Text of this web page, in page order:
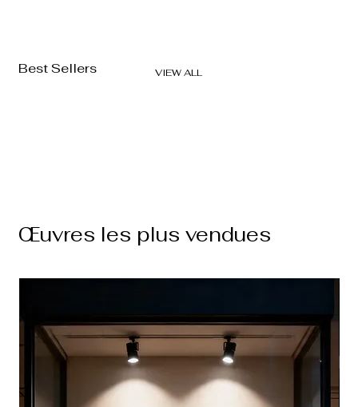
Œuvres les plus vendues
Best Sellers VIEW ALL